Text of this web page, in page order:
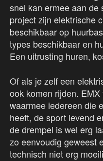
snel kan ermee aan de
project zijn elektrische
beschikbaar op
types beschikbaar en
Een uitrusting huren,
Of als je zelf een
ook komen rijden.
waarmee iedereen die
heeft, de sport levend
de drempel is wel erg
zo eenvoudig geweest
technisch niet erg